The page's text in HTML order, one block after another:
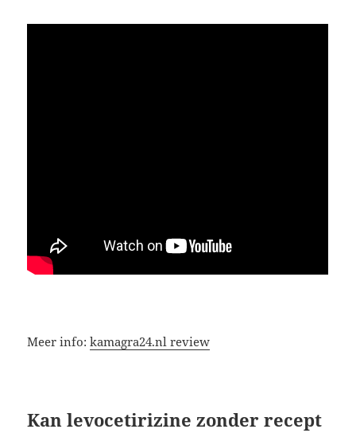
Meer info:kamagra24.nl review
Kan levocetirizine zonder recept